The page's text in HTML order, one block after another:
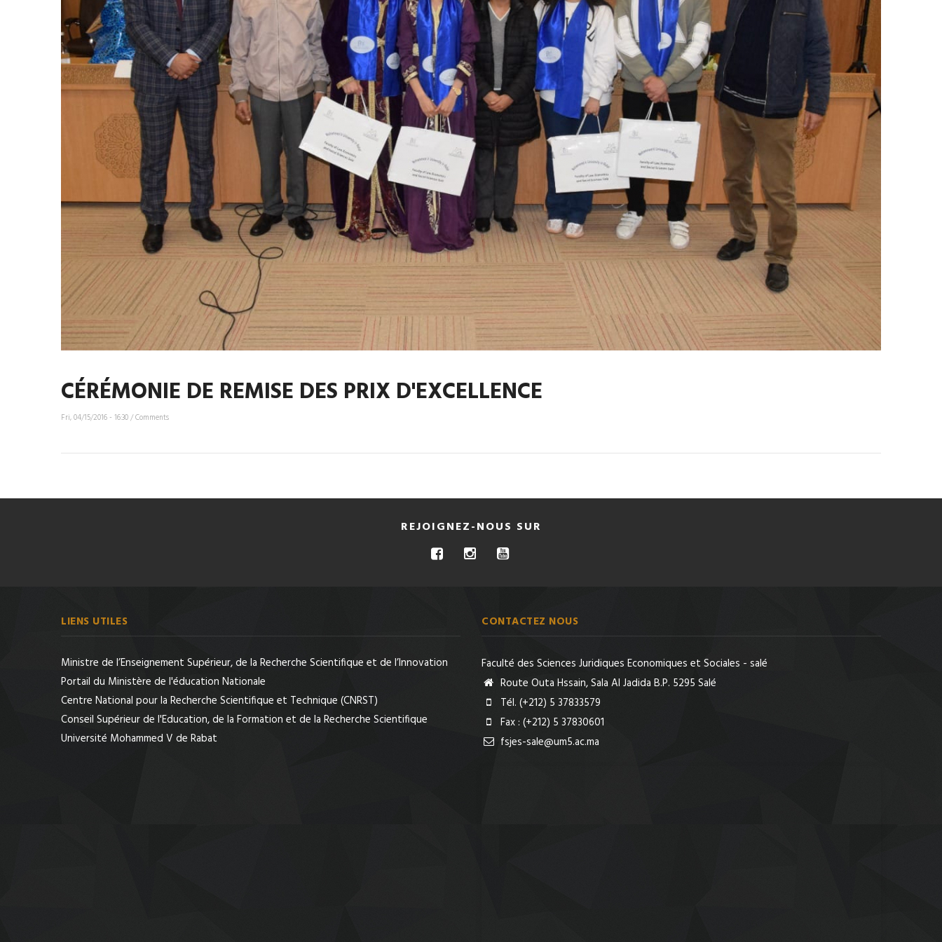
CÉRÉMONIE DE REMISE DES PRIX D'EXCELLENCE
Fri, 04/15/2016 - 16:30/Comments
REJOIGNEZ-NOUS SUR
LIENS UTILES
Ministre de l’Enseignement Supérieur, de la Recherche Scientifique et de l’Innovation
Portail du Ministère de l'éducation Nationale
Centre National pour la Recherche Scientifique et Technique (CNRST)
Conseil Supérieur de l'Education, de la Formation et de la Recherche Scientifique
Université Mohammed V de Rabat
CONTACTEZ NOUS
Faculté des Sciences Juridiques Economiques et Sociales - salé
Route Outa Hssain, Sala Al Jadida B.P. 5295 Salé
Tél. (+212) 5 37833579
Fax : (+212) 5 37830601
fsjes-sale@um5.ac.ma